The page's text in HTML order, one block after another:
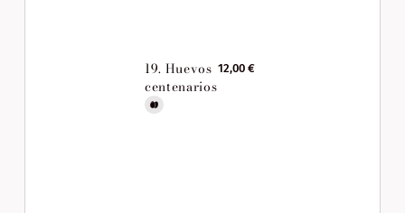
19. Huevos
centenarios
12,00 €